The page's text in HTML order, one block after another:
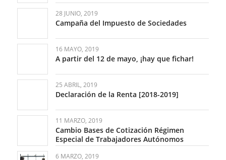
28 JUNIO, 2019
Campaña del Impuesto de Sociedades
16 MAYO, 2019
A partir del 12 de mayo, ¡hay que fichar!
25 ABRIL, 2019
Declaración de la Renta [2018-2019]
11 MARZO, 2019
Cambio Bases de Cotización Régimen
Especial de Trabajadores Autónomos
6 MARZO, 2019